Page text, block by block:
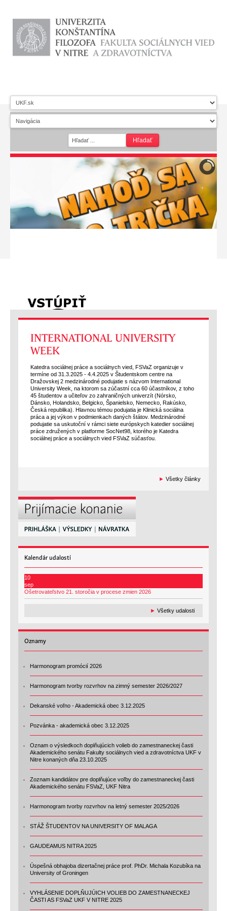
INTERNATIONAL UNIVERSITY
WEEK
Katedra sociálnej práce a sociálnych vied, FSVaZ organizuje v
termíne od 31.3.2025 - 4.4.2025 v Študentskom centre na
Dražovskej 2 medzinárodné podujatie s názvom International
University Week, na ktorom sa zúčastní cca 60 účastníkov, z toho
45 študentov a učiteľov zo zahraničných univerzít (Nórsko,
Dánsko, Holandsko, Belgicko, Španielsko, Nemecko, Rakúsko,
Česká republika). Hlavnou témou podujatia je Klinická sociálna
práca a jej výkon v podmienkach daných štátov. Medzinárodné
podujatie sa uskutoční v rámci siete európskych katedier sociálnej
práce združených v platforme SocNet98, ktorého je Katedra
sociálnej práce a sociálnych vied FSVaZ súčasťou.
► Všetky články
Kalendárudalostí
10
sep
Ošetrovateľstvo 21. storočia v procese zmien 2026
► Všetky udalosti
Oznamy
Harmonogram promócií 2026
Harmonogram tvorby rozvrhov na zimný semester 2026/2027
Dekanské voľno - Akademická obec 3.12.2025
Pozvánka - akademická obec 3.12.2025
Oznam o výsledkoch doplňujúcich volieb do zamestnaneckej časti
Akademického senátu Fakulty sociálnych vied a zdravotníctva UKF v
Nitre konaných dňa 23.10.2025
Zoznam kandidátov pre doplňujúce voľby do zamestnaneckej časti
Akademického senátu FSVaZ, UKF Nitra
Harmonogram tvorby rozvrhov na letný semester 2025/2026
STÁŽ ŠTUDENTOV NA UNIVERSITY OF MALAGA
GAUDEAMUS NITRA 2025
Úspešná obhajoba dizertačnej práce prof. PhDr. Michala Kozubíka na
University of Groningen
VYHLÁSENIE DOPLŇUJÚICH VOLIEB DO ZAMESTNANECKEJ
ČASTI AS FSVaZ UKF V NITRE 2025